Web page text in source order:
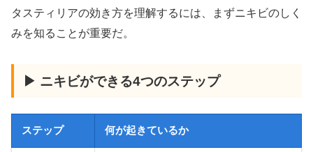
タスティリアの効き方を理解するには、まずニキビのしく
みを知ることが重要だ。
▶ ニキビができる4つのステップ
ステップ 何が起きているか